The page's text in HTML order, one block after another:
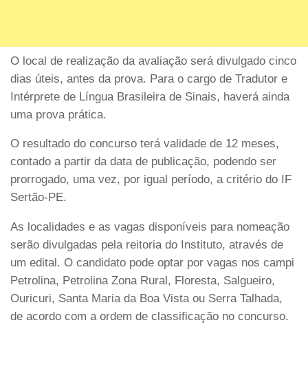
O local de realização da avaliação será divulgado cinco
dias úteis, antes da prova. Para o cargo de Tradutor e
Intérprete de Língua Brasileira de Sinais, haverá ainda
uma prova prática.
O resultado do concurso terá validade de 12 meses,
contado a partir da data de publicação, podendo ser
prorrogado, uma vez, por igual período, a critério do IF
Sertão-PE.
As localidades e as vagas disponíveis para nomeação
serão divulgadas pela reitoria do Instituto, através de
um edital. O candidato pode optar por vagas nos campi
Petrolina, Petrolina Zona Rural, Floresta, Salgueiro,
Ouricuri, Santa Maria da Boa Vista ou Serra Talhada,
de acordo com a ordem de classificação no concurso.